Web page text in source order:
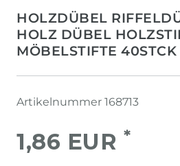
HOLZDÜBEL
HOLZ DÜBEL
MÖBELSTIFTE 40STCK
Artikelnummer 168713
1,86 EUR *